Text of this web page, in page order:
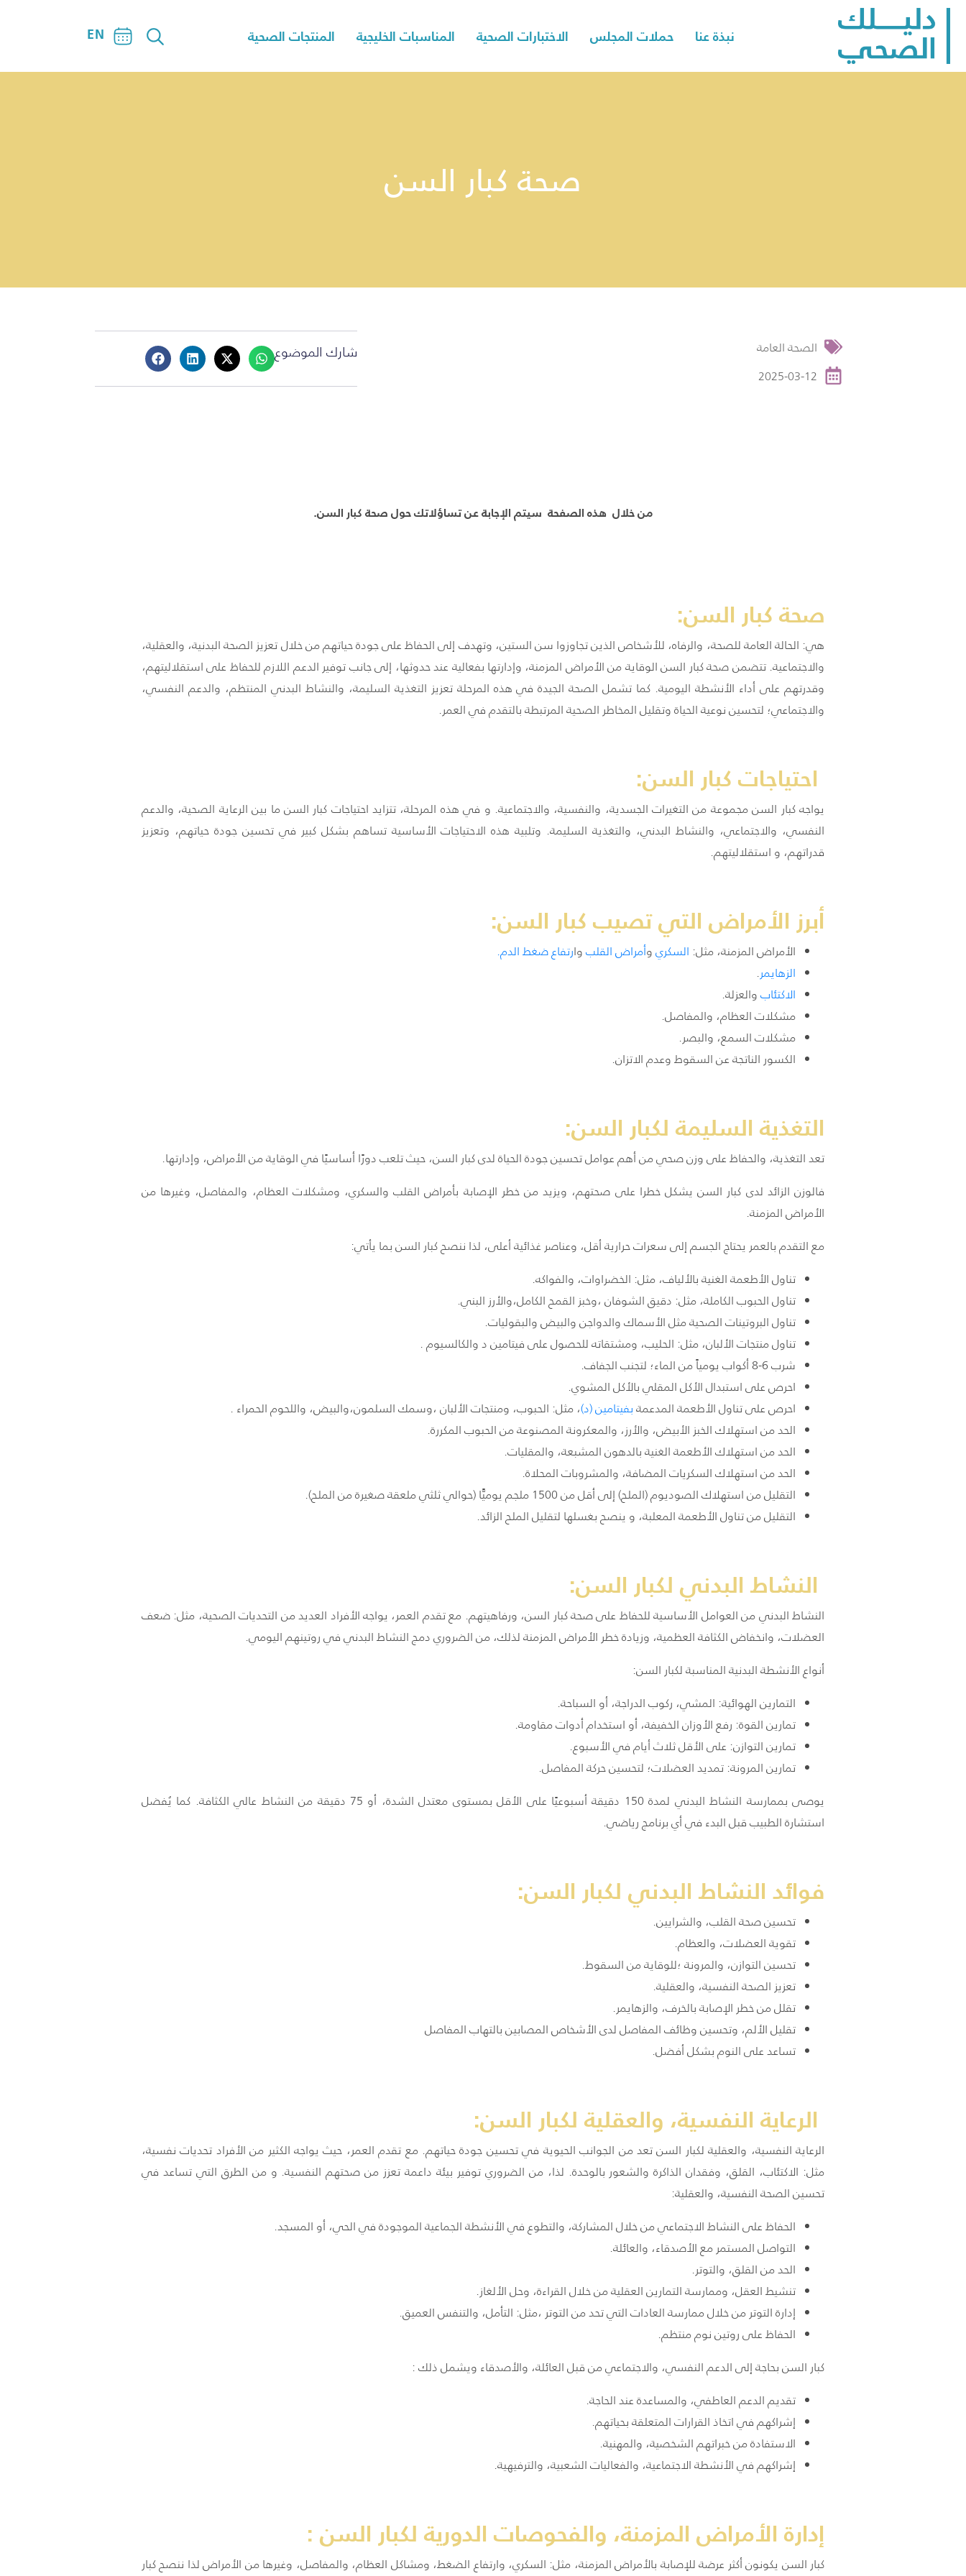
EN نبذة عنا حملات المجلس الاختبارات الصحية المناسبات الخليجية المنتجات الصحية
صحة كبار السن
الصحة العامة
2025-03-12
شارك الموضوع
من خلال هذه الصفحة سيتم الإجابة عن تساؤلاتك حول صحة كبار السن.
صحة كبار السن:
هي: الحالة العامة للصحة، والرفاه، للأشخاص الذين تجاوزوا سن الستين، وتهدف إلى الحفاظ على جودة حياتهم من خلال تعزيز الصحة البدنية، والعقلية،
والاجتماعية. تتضمن صحة كبار السن الوقاية من الأمراض المزمنة، وإدارتها بفعالية عند حدوثها، إلى جانب توفير الدعم اللازم للحفاظ على استقلاليتهم،
وقدرتهم على أداء الأنشطة اليومية. كما تشمل الصحة الجيدة في هذه المرحلة تعزيز التغذية السليمة، والنشاط البدني المنتظم، والدعم النفسي،
والاجتماعي؛ لتحسين نوعية الحياة وتقليل المخاطر الصحية المرتبطة بالتقدم في العمر.
احتياجات كبار السن:
يواجه كبار السن مجموعة من التغيرات الجسدية، والنفسية، والاجتماعية. و في هذه المرحلة، تتزايد احتياجات كبار السن ما بين الرعاية الصحية، والدعم
النفسي، والاجتماعي، والنشاط البدني، والتغذية السليمة. وتلبية هذه الاحتياجات الأساسية تساهم بشكل كبير في تحسين جودة حياتهم، وتعزيز
قدراتهم، و استقلاليتهم.
أبرز الأمراض التي تصيب كبار السن:
الأمراض المزمنة، مثل: السكري وأمراض القلب وارتفاعضغط الدم.
الزهايمر.
الاكتئاب والعزلة.
مشكلات العظام، والمفاصل.
مشكلات السمع، والبصر.
الكسور الناتجة عن السقوط وعدم الاتزان.
التغذية السليمة لكبار السن:
تعد التغذية، والحفاظ على وزن صحي من أهم عوامل تحسين جودة الحياة لدى كبار السن، حيث تلعب دورًا أساسيًا في الوقاية من الأمراض، وإدارتها.
فالوزن الزائد لدى كبار السن يشكل خطرا على صحتهم، ويزيد من خطر الإصابة بأمراض القلب والسكري، ومشكلات العظام، والمفاصل، وغيرها من
الأمراض المزمنة.
مع التقدم بالعمر يحتاج الجسم إلى سعرات حرارية أقل، وعناصر غذائية أعلى، لذا ننصح كبار السن بما يأتي:
تناول الأطعمة الغنية بالألياف، مثل: الخضراوات، والفواكه.
تناول الحبوب الكاملة، مثل: دقيق الشوفان ،وخبز القمح الكامل،والأرز البني.
تناول البروتينات الصحية مثل الأسماك والدواجن والبيض والبقوليات.
تناول منتجات الألبان، مثل: الحليب، ومشتقاته للحصول على فيتامين د والكالسيوم .
شرب 6-8 أكواب يومياً من الماء؛ لتجنب الجفاف.
احرص على استبدال الأكل المقلي بالأكل المشوي.
احرص على تناول الأطعمة المدعمة بفيتامين(د)، مثل: الحبوب، ومنتجات الألبان ،وسمك السلمون،والبيض، واللحوم الحمراء .
الحد من استهلاك الخبز الأبيض، والأرز، والمعكرونة المصنوعة من الحبوب المكررة.
الحد من استهلاك الأطعمة الغنية بالدهون المشبعة، والمقليات.
الحد من استهلاك السكريات المضافة، والمشروبات المحلاة.
التقليل من استهلاك الصوديوم (الملح) إلى أقل من 1500 ملجم يوميًّا (حوالي ثلثي ملعقة صغيرة من الملح).
التقليل من تناول الأطعمة المعلبة، و ينصح بغسلها لتقليل الملح الزائد.
النشاط البدني لكبار السن:
النشاط البدني من العوامل الأساسية للحفاظ على صحة كبار السن، ورفاهيتهم. مع تقدم العمر، يواجه الأفراد العديد من التحديات الصحية، مثل: ضعف
العضلات، وانخفاض الكثافة العظمية، وزيادة خطر الأمراض المزمنة لذلك، من الضروري دمج النشاط البدني في روتينهم اليومي.
أنواع الأنشطة البدنية المناسبة لكبار السن:
التمارين الهوائية: المشي، ركوب الدراجة، أو السباحة.
تمارين القوة: رفع الأوزان الخفيفة، أو استخدام أدوات مقاومة.
تمارين التوازن: على الأقل ثلاث أيام في الأسبوع.
تمارين المرونة: تمديد العضلات؛ لتحسين حركة المفاصل.
يوصى بممارسة النشاط البدني لمدة 150 دقيقة أسبوعيًا على الأقل بمستوى معتدل الشدة، أو 75 دقيقة من النشاط عالي الكثافة. كما يُفضل
استشارة الطبيب قبل البدء في أي برنامج رياضي.
فوائد النشاط البدني لكبار السن:
تحسين صحة القلب، والشرايين.
تقوية العضلات، والعظام.
تحسين التوازن، والمرونة ؛للوقاية من السقوط.
تعزيز الصحة النفسية، والعقلية.
تقلل من خطر الإصابة بالخرف، والزهايمر.
تقليل الألم، وتحسين وظائف المفاصل لدى الأشخاص المصابين بالتهاب المفاصل
تساعد على النوم بشكل أفضل.
الرعاية النفسية، والعقلية لكبار السن:
الرعاية النفسية، والعقلية لكبار السن تعد من الجوانب الحيوية في تحسين جودة حياتهم. مع تقدم العمر، حيث يواجه الكثير من الأفراد تحديات نفسية،
مثل: الاكتئاب، القلق، وفقدان الذاكرة والشعور بالوحدة. لذا، من الضروري توفير بيئة داعمة تعزز من صحتهم النفسية. و من الطرق التي تساعد في
تحسين الصحة النفسية، والعقلية:
الحفاظ على النشاط الاجتماعي من خلال المشاركة، والتطوع في الأنشطة الجماعية الموجودة في الحي، أو المسجد.
التواصل المستمر مع الأصدقاء، والعائلة.
الحد من القلق، والتوتر.
تنشيط العقل، وممارسة التمارين العقلية من خلال القراءة، وحل الألغاز.
إدارة التوتر من خلال ممارسة العادات التي تحد من التوتر ،مثل: التأمل، والتنفس العميق.
الحفاظ على روتين نوم منتظم.
كبار السن بحاجة إلى الدعم النفسي، والاجتماعي من قبل العائلة، والأصدقاء ويشمل ذلك :
تقديم الدعم العاطفي، والمساعدة عند الحاجة.
إشراكهم في اتخاذ القرارات المتعلقة بحياتهم.
الاستفادة من خبراتهم الشخصية، والمهنية.
إشراكهم في الأنشطة الاجتماعية، والفعاليات الشعبية، والترفيهية.
إدارة الأمراض المزمنة، والفحوصات الدورية لكبار السن :
كبار السن يكونون أكثر عرضة للإصابة بالأمراض المزمنة، مثل: السكري، وارتفاع الضغط، ومشاكل العظام، والمفاصل، وغيرها من الأمراض لذا ننصح كبار